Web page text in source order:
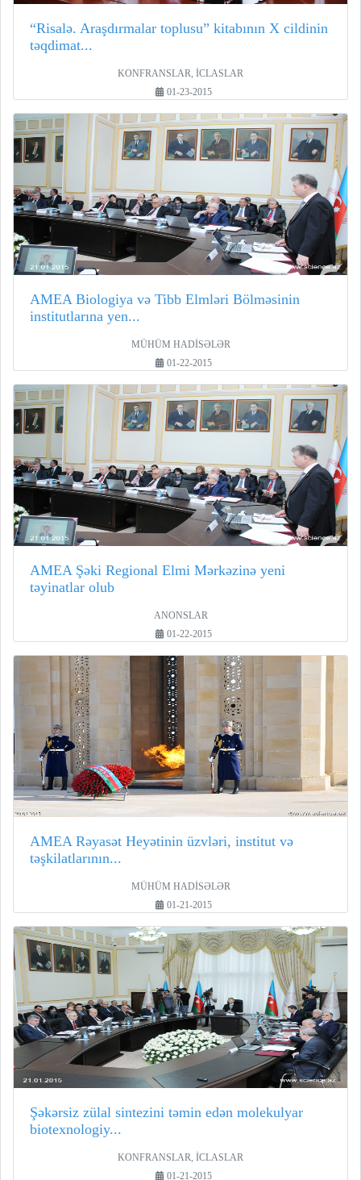
“Risalə. Araşdırmalar toplusu” kitabının X cildinin
təqdimat...
KONFRANSLAR, İCLASLAR
01-23-2015
AMEA Biologiya və Tibb Elmləri Bölməsinin
institutlarına yen...
MÜHÜM HADİSƏLƏR
01-22-2015
AMEA Şəki Regional Elmi Mərkəzinə yeni
təyinatlar olub
ANONSLAR
01-22-2015
AMEA Rəyasət Heyətinin üzvləri, institut və
təşkilatlarının...
MÜHÜM HADİSƏLƏR
01-21-2015
Şəkərsiz zülal sintezini təmin edən molekulyar
biotexnologiy...
KONFRANSLAR, İCLASLAR
01-21-2015